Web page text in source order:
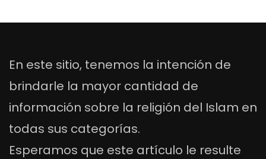
En este sitio, tenemos la intención de
brindarle la mayor cantidad de
información sobre la religión del Islam en
todas sus categorías.
Esperamos que este artículo le resulte